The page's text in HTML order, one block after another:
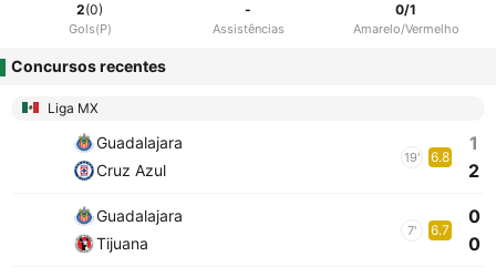
2(0)
Gols(P)
-
Assistências
0/1
Amarelo/Vermelho
Concursos recentes
Liga MX
Guadalajara
Cruz Azul
19' 6.8
1
2
Guadalajara
Tijuana
7' 6.7
0
0